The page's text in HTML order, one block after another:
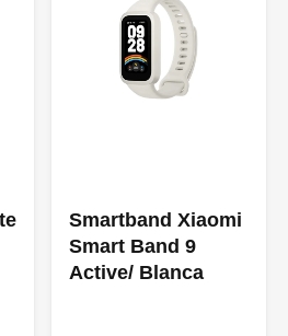
Smartband Xiaomi
Smart Band 9
Active/ Blanca